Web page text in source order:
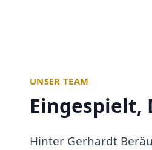
UNSER TEAM
Eingespielt,
Hinter Gerhardt